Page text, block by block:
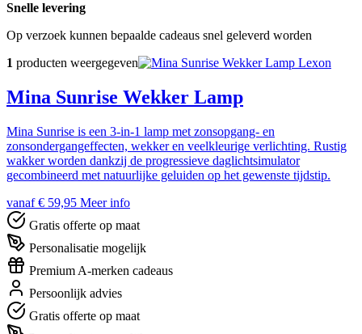
Snelle levering
Op verzoek kunnen bepaalde cadeaus snel geleverd worden
1 producten weergegeven Lexon
Mina Sunrise Wekker Lamp
Mina Sunrise is een 3-in-1 lamp met zonsopgang- en
zonsondergangeffecten, wekker en veelkleurige verlichting. Rustig
wakker worden dankzij de progressieve daglichtsimulator
gecombineerd met natuurlijke geluiden op het gewenste tijdstip.
vanaf € 59,95 Meer info
Gratis offerte op maat
Personalisatie mogelijk
Premium A-merken cadeaus
Persoonlijk advies
Gratis offerte op maat